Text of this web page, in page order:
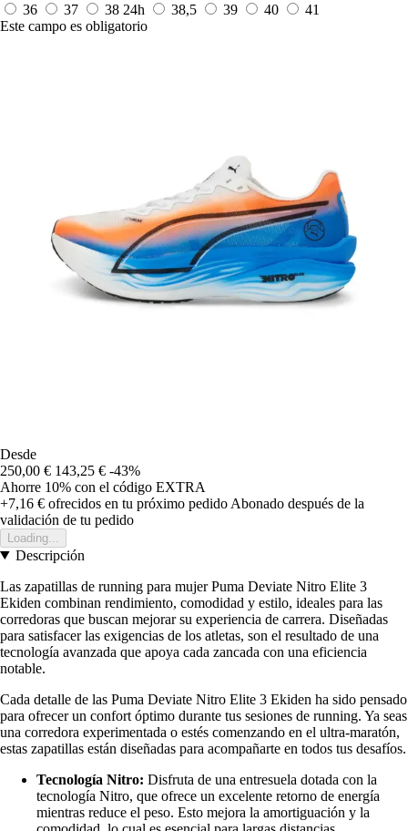
36
37 38 24h 38,5 39 40
41
Este campo es obligatorio
Desde
250,00 € 143,25 € -43%
Ahorre 10% con el código EXTRA
+7,16 € ofrecidos en tu próximo pedido Abonado después de la
validación de tu pedido
Loading...
Descripción
Las zapatillas de running para mujer Puma Deviate Nitro Elite 3
Ekiden combinan rendimiento, comodidad y estilo, ideales para las
corredoras que buscan mejorar su experiencia de carrera. Diseñadas
para satisfacer las exigencias de los atletas, son el resultado de una
tecnología avanzada que apoya cada zancada con una eficiencia
notable.
Cada detalle de las Puma Deviate Nitro Elite 3 Ekiden ha sido pensado
para ofrecer un confort óptimo durante tus sesiones de running. Ya seas
una corredora experimentada o estés comenzando en el ultra-maratón,
estas zapatillas están diseñadas para acompañarte en todos tus desafíos.
Tecnología Nitro: Disfruta de una entresuela dotada con la
tecnología Nitro, que ofrece un excelente retorno de energía
mientras reduce el peso. Esto mejora la amortiguación y la